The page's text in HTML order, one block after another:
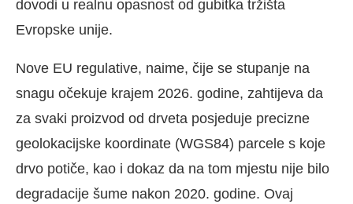
dovodi u realnu opasnost od gubitka tržišta
Evropske unije.
Nove EU regulative, naime, čije se stupanje na
snagu očekuje krajem 2026. godine, zahtijeva da
za svaki proizvod od drveta posjeduje precizne
geolokacijske koordinate (WGS84) parcele s koje
drvo potiče, kao i dokaz da na tom mjestu nije bilo
degradacije šume nakon 2020. godine. Ovaj